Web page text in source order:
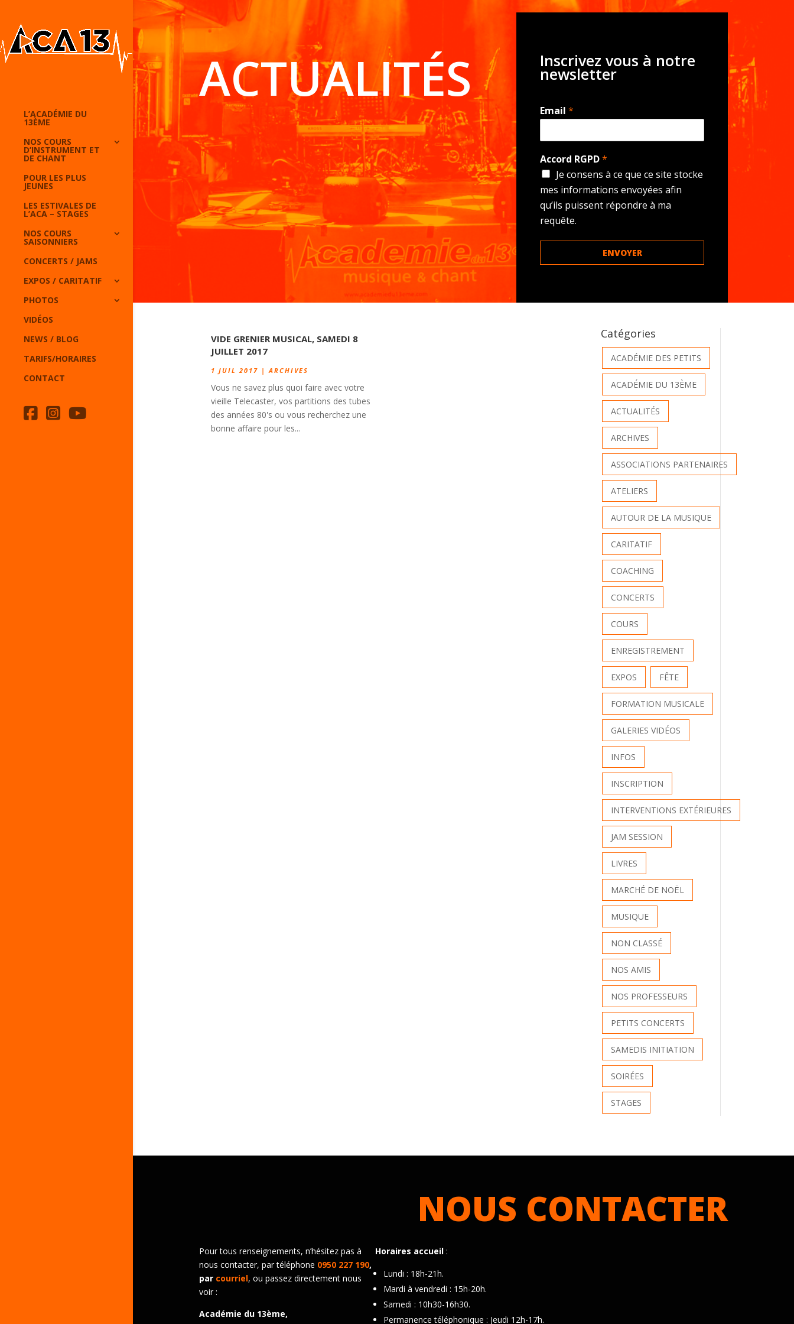
L’ACADÉMIE DU
13ÈME
NOS COURS
D’INSTRUMENT ET
DE CHANT
POUR LES PLUS
JEUNES
LES ESTIVALES DE
L’ACA – STAGES
NOS COURS
SAISONNIERS
CONCERTS / JAMS
EXPOS / CARITATIF
PHOTOS
VIDÉOS
NEWS / BLOG
TARIFS/HORAIRES
CONTACT
ACTUALITÉS Inscrivez vous à notre
newsletter
Email*
Accord RGPD*
Je consens à ce que ce site stocke
mes informations envoyées afin
qu’ils puissent répondre à ma
requête.
ENVOYER
VIDE GRENIER MUSICAL, SAMEDI 8
JUILLET 2017
1 JUIL 2017 | ARCHIVES
Vous ne savez plus quoi faire avec votre
vieille Telecaster, vos partitions des tubes
des années 80's ou vous recherchez une
bonne affaire pour les...
Catégories
ACADÉMIE DES PETITS
ACADÉMIE DU 13ÈME
ACTUALITÉS
ARCHIVES
ASSOCIATIONS PARTENAIRES
ATELIERS
AUTOUR DE LA MUSIQUE
CARITATIF
COACHING
CONCERTS
COURS
ENREGISTREMENT
EXPOS FÊTE
FORMATION MUSICALE
GALERIES VIDÉOS
INFOS
INSCRIPTION
INTERVENTIONS EXTÉRIEURES
JAM SESSION
LIVRES
MARCHÉ DE NOËL
MUSIQUE
NON CLASSÉ
NOS AMIS
NOS PROFESSEURS
PETITS CONCERTS
SAMEDIS INITIATION
SOIRÉES
STAGES
NOUS CONTACTER
Pour tous renseignements, n’hésitez pas à
nous contacter, par téléphone 0950 227 190,
par courriel, ou passez directement nous
voir :
Académie du 13ème,
Horaires accueil :
Lundi : 18h-21h.
Mardi à vendredi : 15h-20h.
Samedi : 10h30-16h30.
Permanence téléphonique : Jeudi 12h-17h.